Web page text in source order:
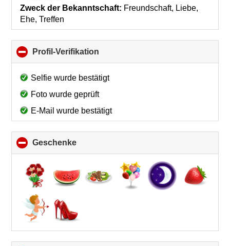
Zweck der Bekanntschaft: Freundschaft, Liebe,
Ehe, Treffen
Profil-Verifikation
to
contents
Selfie wurde bestätigt
Foto wurde geprüft
E-Mail wurde bestätigt
Geschenke
to
contents